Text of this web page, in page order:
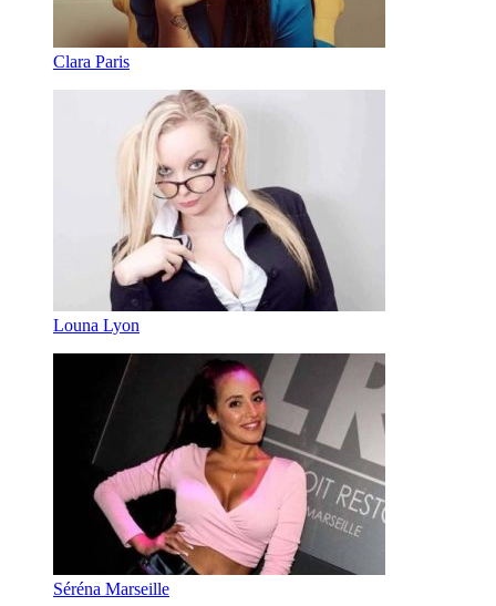
Clara Paris
Louna Lyon
Séréna Marseille